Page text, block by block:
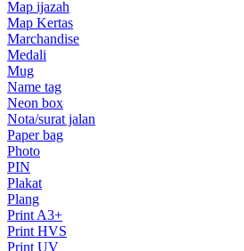
Map ijazah
Map Kertas
Marchandise
Medali
Mug
Name tag
Neon box
Nota/surat jalan
Paper bag
Photo
PIN
Plakat
Plang
Print A3+
Print HVS
Print UV